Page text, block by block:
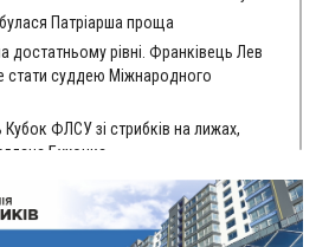
Патріарша проща
достатньому рівні. Франківець Лев
стати суддею Міжнародного
Кубок ФЛСУ зі стрибків на лижах,
Бухонка
чоловіка, який три дні
реакцію влади Польщі на атаки на